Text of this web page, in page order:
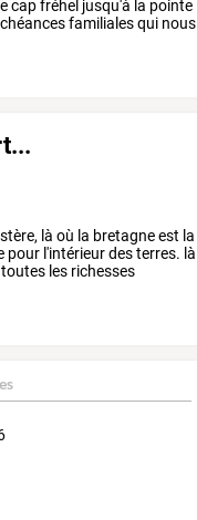
lecapfréhel jusqu'à la pointe
familialesqui nous
là où la bretagneest la
pour l'intérieurdesterres. là
toutes les richesses